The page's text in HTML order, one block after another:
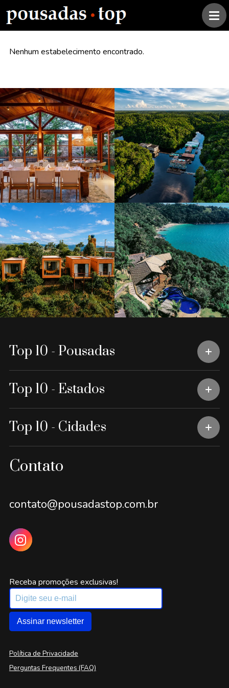
Nenhum estabelecimento encontrado.
Top 10 - Pousadas
Top 10 - Estados
Top 10 - Cidades
Contato
contato@pousadastop.com.br
Receba promoções exclusivas!
Assinar newsletter
Política de Privacidade
Perguntas Frequentes (FAQ)